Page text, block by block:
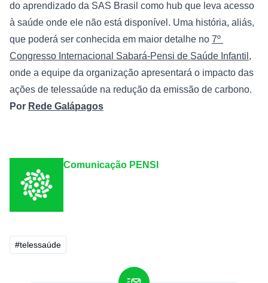
do aprendizado da SAS Brasil como hub que leva acesso
à saúde onde ele não está disponível. Uma história, aliás,
que poderá ser conhecida em maior detalhe no 7º
Congresso Internacional Sabará-Pensi de Saúde Infantil ,
onde a equipe da organização apresentará o impacto das
ações de telessaúde na redução da emissão de carbono.
Por Rede Galápagos
Comunicação PENSI
#telessaúde